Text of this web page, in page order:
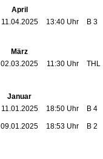
April
11.04.2025 13:40 Uhr B 3
März
02.03.2025 11:30 Uhr THL
Januar
11.01.2025 18:50 Uhr B 4
09.01.2025 18:53 Uhr B 2